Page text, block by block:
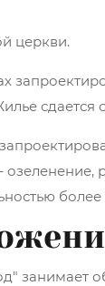
церкви.
сдается
занимает